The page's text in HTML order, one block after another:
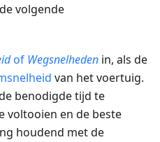
volgende
of Wegsnelheden in, als de
van het voertuig.
benodigde tijd te
voltooien en de beste
houdend met de